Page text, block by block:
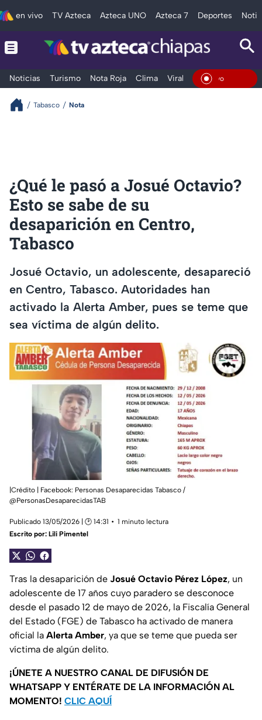
en vivo TV Azteca Azteca UNO Azteca 7 Deportes
Noticias Turismo Nota Roja Clima Viral y Tendencia En
Tabasco Nota
¿Qué le pasó a Josué Octavio?
Esto se sabe de su
desaparición en Centro,
Tabasco
Josué Octavio, un adolescente, desapareció
en Centro, Tabasco. Autoridades han
activado la Alerta Amber, pues se teme que
sea víctima de algún delito.
|Crédito | Facebook: Personas Desaparecidas Tabasco /
@PersonasDesaparecidasTAB
Publicado 13/05/2026 | 🕑 14:31
1 minuto lectura
Escrito por: Lili Pimentel
Tras la desaparición de Josué Octavio Pérez López, un
adolescente de 17 años cuyo paradero se desconoce
desde el pasado 12 de mayo de 2026, la Fiscalía General
del Estado (FGE) de Tabasco ha activado de manera
oficial la Alerta Amber, ya que se teme que pueda ser
víctima de algún delito.
¡ÚNETE A NUESTRO CANAL DE DIFUSIÓN DE
WHATSAPP Y ENTÉRATE DE LA INFORMACIÓN AL
MOMENTO! CLIC AQUÍ